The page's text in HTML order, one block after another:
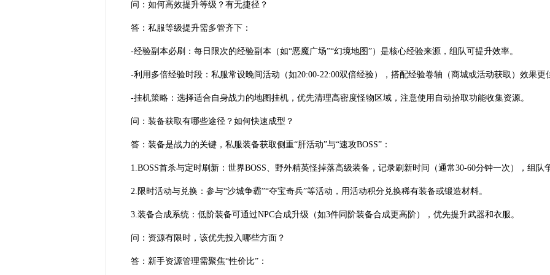
问：如何高效提升等级？有无捷径？
答：私服等级提升需多管齐下：
-经验副本必刷：每日限次的经验副本（如“恶魔广场”“幻境地图”）是核心经验来源，组队可提升效率。
-利用多倍经验时段：私服常设晚间活动（如20:00-22:00双倍经验），搭配经验卷轴（商城或活动获取）效果更
-挂机策略：选择适合自身战力的地图挂机，优先清理高密度怪物区域，注意使用自动拾取功能收集资源。
问：装备获取有哪些途径？如何快速成型？
答：装备是战力的关键，私服装备获取侧重“肝活动”与“速攻BOSS”：
1.BOSS首杀与定时刷新：世界BOSS、野外精英怪掉落高级装备，记录刷新时间（通常30-60分钟一次），组队
2.限时活动与兑换：参与“沙城争霸”“夺宝奇兵”等活动，用活动积分兑换稀有装备或锻造材料。
3.装备合成系统：低阶装备可通过NPC合成升级（如3件同阶装备合成更高阶），优先提升武器和衣服。
问：资源有限时，该优先投入哪些方面？
答：新手资源管理需聚焦“性价比”：